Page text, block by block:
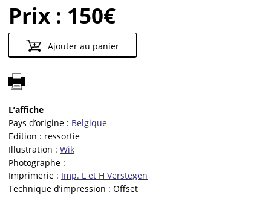
Prix : 150€
Ajouter au panier
L’affiche
Pays d’origine : Belgique
Edition : ressortie
Illustration : Wik
Photographe :
Imprimerie : Imp. L et H Verstegen
Technique d’impression : Offset